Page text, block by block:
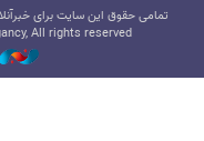
تمامی حقوق این سایت برای
All rights reserved